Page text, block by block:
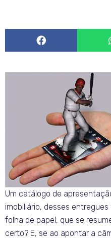
Um catálogo de
imobiliário, desses
folha de papel, que se
certo? E, se ao apontar a